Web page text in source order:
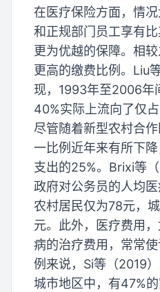
在医疗保险方面，情
和正规部门员工享有
更为优越的保障。相
更高的缴费比例。Liu
现，1993年至2006年
40%实际上流向了仅占
尽管随着新型农村合
一比例近年来有所下
支出的25%。Brixi等
政府对公务员的人均
农村居民仅为78元，
元。此外，医疗费用
病的治疗费用，常常
例来说，Si等（2019
城市地区中，有47%